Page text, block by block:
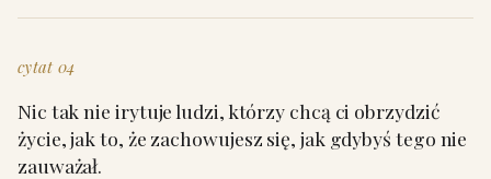
cytat 04
Nic tak nie irytuje ludzi, którzy chcą ci obrzydzić
życie, jak to, że zachowujesz się, jak gdybyś tego nie
zauważał.